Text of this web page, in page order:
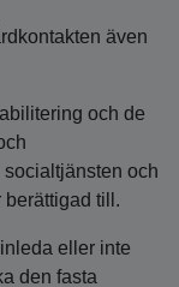
även
och de
socialtjänsten och
berättigad till.
eller inte
den fasta